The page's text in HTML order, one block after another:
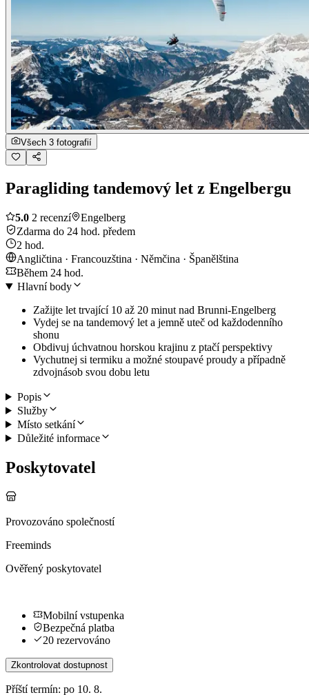
Všech 3 fotografií
Paragliding tandemový let z Engelbergu
5.0 2 recenzí
Engelberg
Zdarma do 24 hod. předem
2 hod.
Angličtina · Francouzština · Němčina · Španělština
Během 24 hod.
Hlavní body
Zažijte let trvající 10 až 20 minut nad Brunni-Engelberg
Vydej se na tandemový let a jemně uteč od každodenního
shonu
Obdivuj úchvatnou horskou krajinu z ptačí perspektivy
Vychutnej si termiku a možné stoupavé proudy a případně
zdvojnásob svou dobu letu
Popis
Služby
Místo setkání
Důležité informace
Poskytovatel
Provozováno společností
Freeminds
Ověřený poskytovatel
Mobilní vstupenka
Bezpečná platba
20 rezervováno
Zkontrolovat dostupnost
Příští termín: po 10. 8.